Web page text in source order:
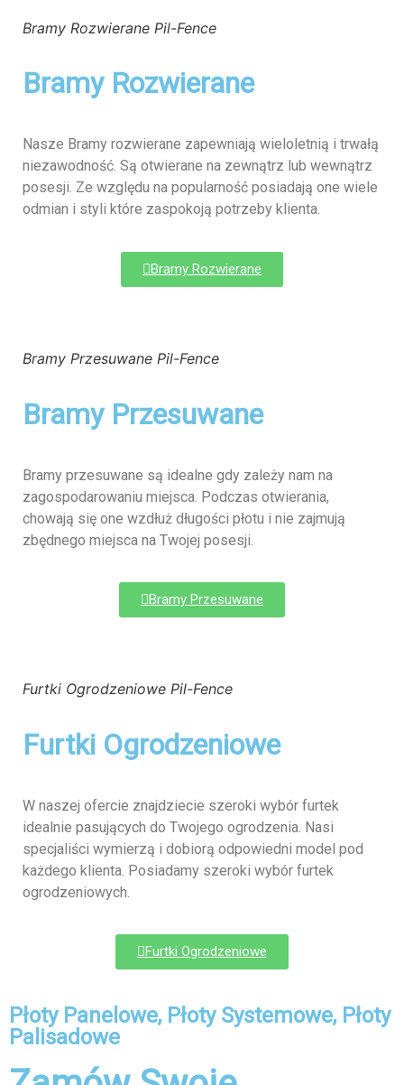
Bramy Rozwierane Pil-Fence
Bramy Rozwierane
Nasze Bramy rozwierane zapewniają wieloletnią i trwałą
niezawodność. Są otwierane na zewnątrz lub wewnątrz
posesji. Ze względu na popularność posiadają one wiele
odmian i styli które zaspokoją potrzeby klienta.
Bramy Rozwierane
Bramy Przesuwane Pil-Fence
Bramy Przesuwane
Bramy przesuwane są idealne gdy zależy nam na
zagospodarowaniu miejsca. Podczas otwierania,
chowają się one wzdłuż długości płotu i nie zajmują
zbędnego miejsca na Twojej posesji.
Bramy Przesuwane
Furtki Ogrodzeniowe Pil-Fence
Furtki Ogrodzeniowe
W naszej ofercie znajdziecie szeroki wybór furtek
idealnie pasujących do Twojego ogrodzenia. Nasi
specjaliści wymierzą i dobiorą odpowiedni model pod
każdego klienta. Posiadamy szeroki wybór furtek
ogrodzeniowych.
Furtki Ogrodzeniowe
Płoty Panelowe, Płoty Systemowe, Płoty
Palisadowe